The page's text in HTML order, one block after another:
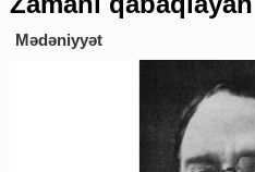
Mədəniyyət